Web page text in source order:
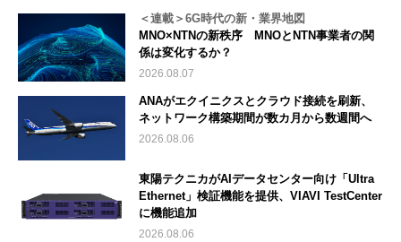
＜連載＞6G時代の新・業界地図
MNO×NTNの新秩序 MNOとNTN事業者の関
係は変化するか？
2026.08.07
ANAがエクイニクスとクラウド接続を刷新、
ネットワーク構築期間が数カ月から数週間へ
2026.08.06
東陽テクニカがAIデータセンター向け「Ultra
Ethernet」検証機能を提供、VIAVI TestCenter
に機能追加
2026.08.06